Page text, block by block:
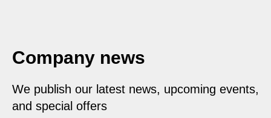
Company news
We publish our latest news, upcoming events,
and special offers